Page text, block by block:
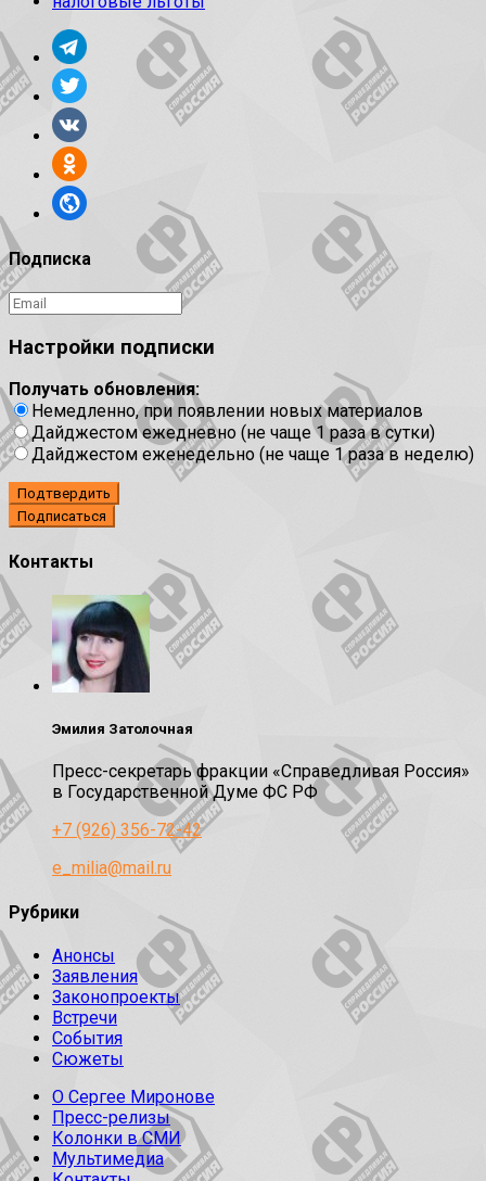
Подписка
Настройки подписки
Получать обновления:
Немедленно, при появлении новых материалов
Дайджестом ежедневно (не чаще 1 раза в сутки)
Дайджестом еженедельно (не чаще 1 раза в неделю)
Подтвердить
Контакты
Эмилия Затолочная
Пресс-секретарь фракции «Справедливая Россия»
в Государственной Думе ФС РФ
+7 (926) 356-72-42
e_milia@mail.ru
Рубрики
Анонсы
Заявления
Законопроекты
Встречи
События
Сюжеты
О Сергее Миронове
Пресс-релизы
Колонки в СМИ
Мультимедиа